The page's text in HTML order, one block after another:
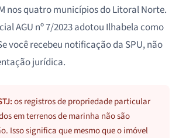
nos quatro municípios do Litoral Norte.
AGU nº 7/2023 adotou Ilhabela como
você recebeu notificação da SPU, não
jurídica.
os registros de propriedade particular
em terrenos de marinha não são
Isso significa que mesmo que o imóvel